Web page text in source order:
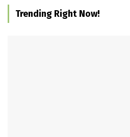
Trending Right Now!